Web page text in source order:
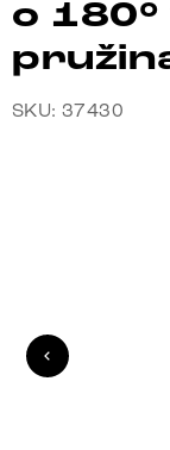
o
SKU: 37430